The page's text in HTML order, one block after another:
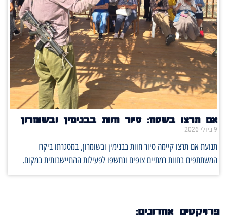
אם תרצו בשטח: סיור חוות בבנימין ובשומרון
9 ביולי 2026
תנועת אם תרצו קיימה סיור חוות בבנימין ובשומרון, במסגרתו ביקרו
המשתתפים בחוות רמתיים צופים ונחשפו לפעילות ההתיישבותית במקום.
פרויקטים אחרונים: